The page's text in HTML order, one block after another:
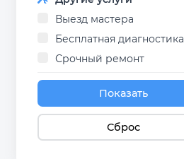
Выезд мастера
Бесплатная диагностика
Срочный ремонт
Показать
Сброс